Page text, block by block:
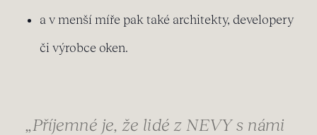
a v menší míře pak také architekty, developery
či výrobce oken.
„Příjemné je, že lidé z NEVY s námi